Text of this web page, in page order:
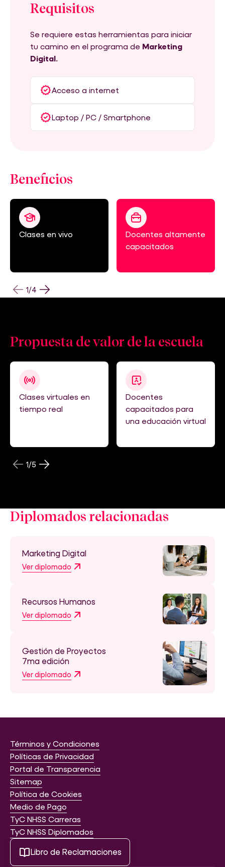
Requisitos
Se requiere estas herramientas para iniciar
tu camino en el programa de Marketing
Digital.
Acceso a internet
Laptop / PC / Smartphone
Beneficios
Clases en vivo
Docentes altamente
capacitados
1/4
Propuesta de valor de la escuela
Clases virtuales en
tiempo real
Docentes
capacitados para
una educación virtual
1/5
Diplomados relacionadas
Marketing Digital
Ver diplomado
Recursos Humanos
Ver diplomado
Gestión de Proyectos
7ma edición
Ver diplomado
Términos y Condiciones
Políticas de Privacidad
Portal de Transparencia
Sitemap
Política de Cookies
Medio de Pago
TyC NHSS Carreras
TyC NHSS Diplomados
Libro de Reclamaciones